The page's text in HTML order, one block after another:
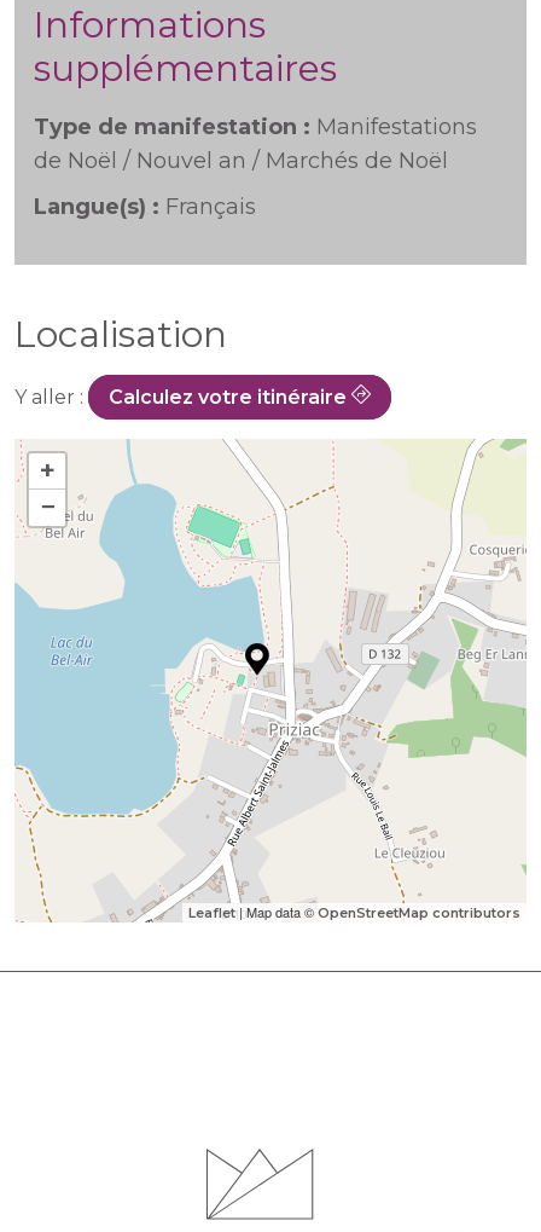
Informations
supplémentaires
Type de manifestation : Manifestations
de Noël / Nouvel an / Marchés de Noël
Langue(s) : Français
Localisation
Y aller : Calculez votre itinéraire
+
−
Leaflet| Map data © OpenStreetMap contributors